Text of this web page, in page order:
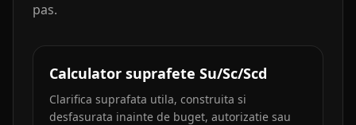
pas.
Calculator suprafete Su/Sc/Scd
Clarifica suprafata utila, construita si
desfasurata inainte de buget, autorizatie sau